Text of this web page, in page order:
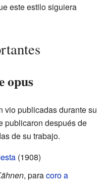
este estilo siguiera
opus
vio publicadas durante su
publicaron después de
de su trabajo.
(1908)
, paracoroa